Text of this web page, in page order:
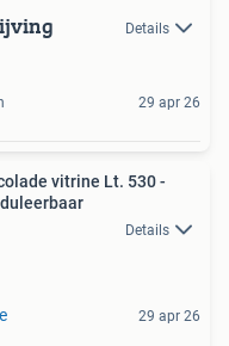
Details
29 apr 26
vitrine Lt. 530 -
Details
29 apr 26